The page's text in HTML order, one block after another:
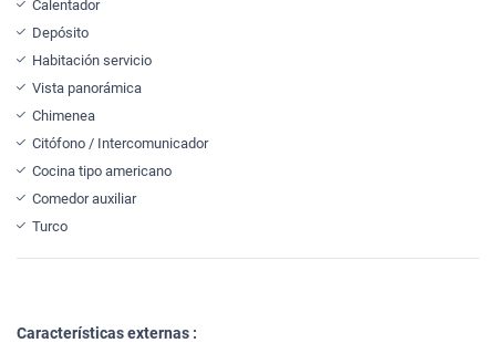
Calentador
Depósito
Habitación servicio
Vista panorámica
Chimenea
Citófono / Intercomunicador
Cocina tipo americano
Comedor auxiliar
Turco
Características externas :